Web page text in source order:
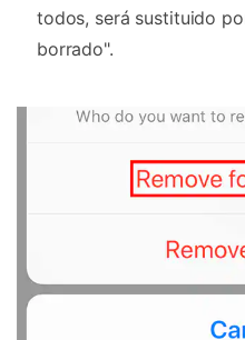
todos, será sustituido
borrado".